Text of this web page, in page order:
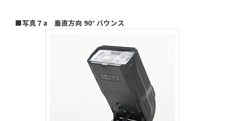
■写真７a 垂直方向 90° バウンス